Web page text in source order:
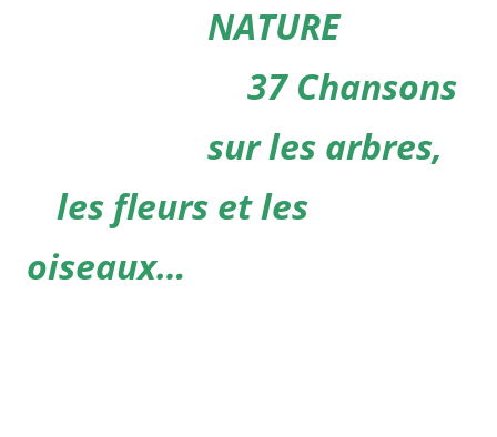
NATURE
37 Chansons
sur les arbres,
les fleurs et les
oiseaux…